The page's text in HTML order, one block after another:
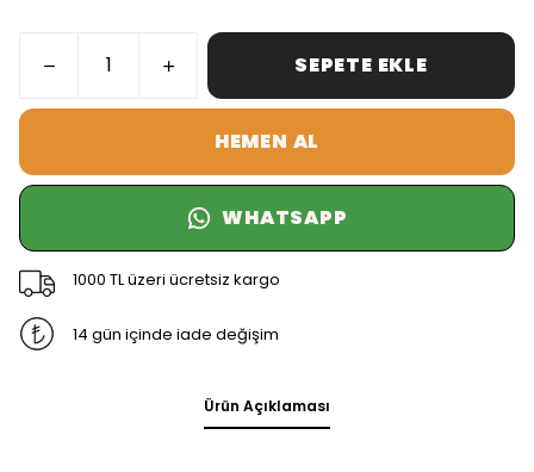
SEPETE EKLE
HEMEN AL
WHATSAPP
1000 TL üzeri ücretsiz kargo
14 gün içinde iade değişim
Ürün Açıklaması